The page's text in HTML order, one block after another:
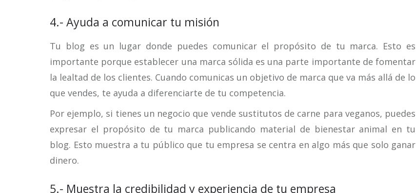
4.- Ayuda a comunicar tu misión
Tu blog es un lugar donde puedes comunicar el propósito de tu marca. Esto es
importante porque establecer una marca sólida es una parte importante de fomentar
la lealtad de los clientes. Cuando comunicas un objetivo de marca que va más allá de lo
que vendes, te ayuda a diferenciarte de tu competencia.
Por ejemplo, si tienes un negocio que vende sustitutos de carne para veganos, puedes
expresar el propósito de tu marca publicando material de bienestar animal en tu
blog. Esto muestra a tu público que tu empresa se centra en algo más que solo ganar
dinero.
5.- Muestra la credibilidad y experiencia de tu empresa